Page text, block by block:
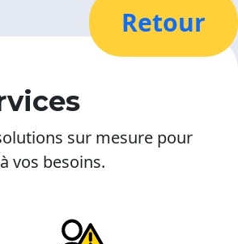
Retour
sur mesure pour
vos besoins.